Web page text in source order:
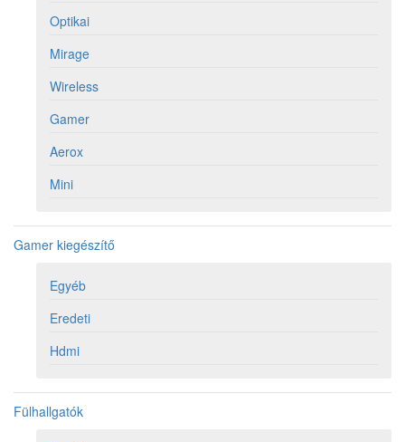
Optikai
Mirage
Wireless
Gamer
Aerox
Mini
Gamer kiegészítő
Egyéb
Eredeti
Hdmi
Fülhallgatók